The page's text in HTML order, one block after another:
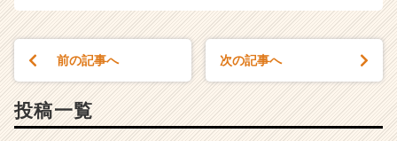
リ
e
前の記事へ 次の記事へ
投稿一覧